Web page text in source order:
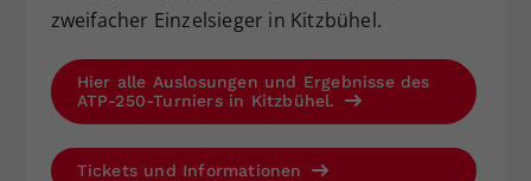
zweifacher Einzelsieger in Kitzbühel.
Hier alle Auslosungen und Ergebnisse des
ATP-250-Turniers in Kitzbühel.
Tickets und Informationen